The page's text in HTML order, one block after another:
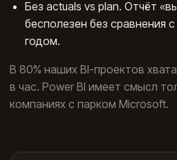
Без actuals vs plan. Отчёт
бесполезен без сравнения
годом.
В 80% наших BI-проектов
в час. Power BI имеет смысл
компаниях с парком Microsoft.